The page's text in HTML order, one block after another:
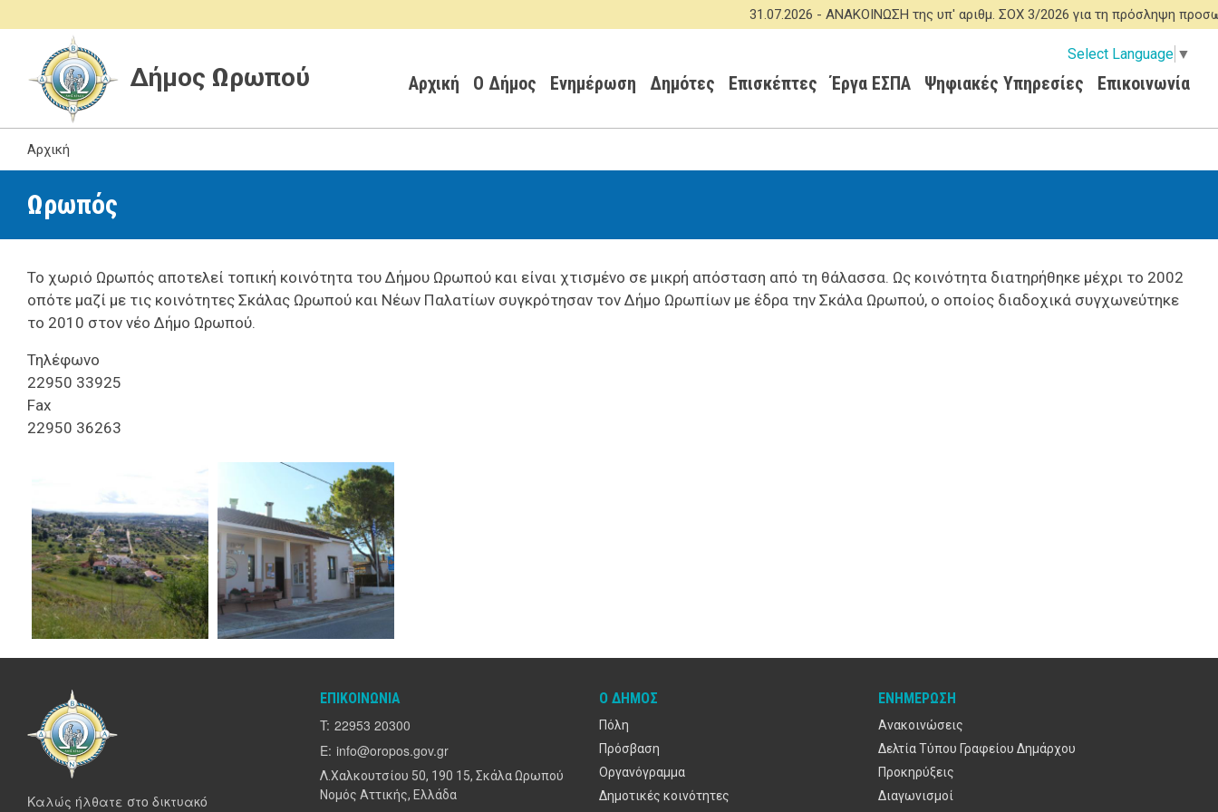
προς
κυρίως
31.07.2026 -ΑΝΑΚΟΙΝΩΣΗ της υπ' αριθμ. ΣΟΧ 3/2026 για τη πρόσληψη
Select Language ▼
Δήμος Ωρωπού Αρχική Ο Δήμος Ενημέρωση Δημότες Επισκέπτες Έργα ΕΣΠΑ Ψηφιακές Υπηρεσίες Επικοινωνία
Αρχική
Ωρωπός
Το χωριό Ωρωπός αποτελεί τοπική κοινότητα του Δήμου Ωρωπού και είναι χτισμένο σε μικρή απόσταση από τη θάλασσα. Ως κοινότητα διατηρήθηκε μέχρι το 2002
οπότε μαζί με τις κοινότητες Σκάλας Ωρωπού και Νέων Παλατίων συγκρότησαν τον Δήμο Ωρωπίων με έδρα την Σκάλα Ωρωπού, ο οποίος διαδοχικά συγχωνεύτηκε
το 2010 στον νέο Δήμο Ωρωπού.
Τηλέφωνο
22950 33925
Fax
22950 36263
Καλώς ήλθατε στο δικτυακό
ΕΠΙΚΟΙΝΩΝΊΑ
T: 22953 20300
E: info@oropos.gov.gr
Λ.Χαλκουτσίου 50, 190 15, Σκάλα Ωρωπού
Νομός Αττικής, Ελλάδα
Ο ΔΉΜΟΣ
Πόλη
Πρόσβαση
Οργανόγραμμα
Δημοτικές κοινότητες
ΕΝΗΜΈΡΩΣΗ
Ανακοινώσεις
Δελτία Τύπου Γραφείου Δημάρχου
Προκηρύξεις
Διαγωνισμοί